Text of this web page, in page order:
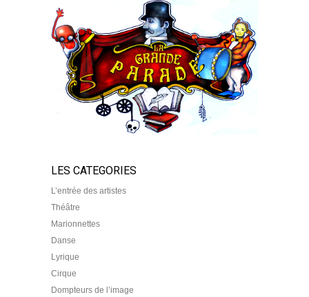
LES CATEGORIES
L’entrée des artistes
Théâtre
Marionnettes
Danse
Lyrique
Cirque
Dompteurs de l’image